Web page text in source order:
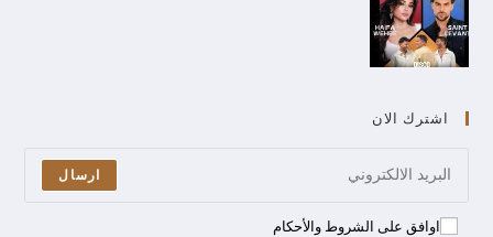
اشترك الان
ارسال
اوافق على الشروط والأحكام